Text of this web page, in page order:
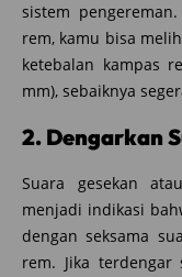
sistem
rem, kamu bisa
ketebalan kampas
mm), sebaiknya
2. Dengarkan
Suara gesekan
menjadi indikasi
dengan seksama
rem. Jika